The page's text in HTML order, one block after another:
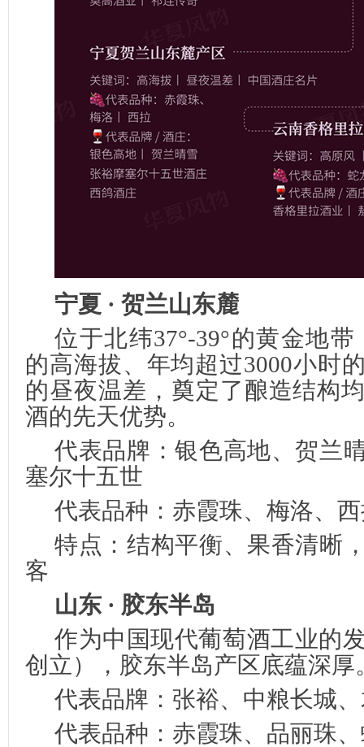
宁夏 · 贺兰山东麓
位于北纬37°-39°的黄金地带
的高海拔、年均超过3000小时
的昼夜温差，奠定了酿造结构
酒的先天优势。
代表品牌：银色高地、贺兰
塞尔十五世
代表品种：赤霞珠、梅洛、
特点：结构平衡、果香清晰
客
山东 · 胶东半岛
作为中国现代葡萄酒工业的
创立），胶东半岛产区底蕴深厚
代表品牌：张裕、中粮长城
代表品种：赤霞珠、品丽珠